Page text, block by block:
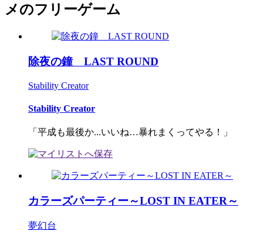
メのフリーゲーム
除夜の鐘 LAST ROUND
Stability Creator
Stability Creator
「平成も最後か...いいね…暴れまくってやる！」
カラーズパーティー～LOST IN EATER～
夢幻台